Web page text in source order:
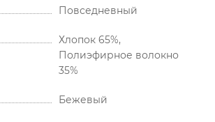
Повседневный
Хлопок 65%,
Полиэфирное волокно
35%
Бежевый